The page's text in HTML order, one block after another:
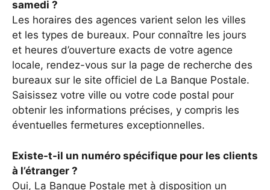
samedi ?
Les horaires des agences varient selon les villes
et les types de bureaux. Pour connaître les jours
et heures d’ouverture exacts de votre agence
locale, rendez-vous sur la page de recherche des
bureaux sur le site officiel de La Banque Postale.
Saisissez votre ville ou votre code postal pour
obtenir les informations précises, y compris les
éventuelles fermetures exceptionnelles.
Existe-t-il un numéro spécifique pour les clients
à l’étranger ?
Oui, La Banque Postale met à disposition un